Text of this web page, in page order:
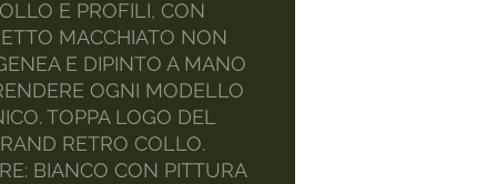
E PROFILI, CON
MACCHIATO NON
E DIPINTO A MANO
OGNI MODELLO
TOPPA LOGO DEL
RETRO COLLO.
BIANCO CON PITTURA